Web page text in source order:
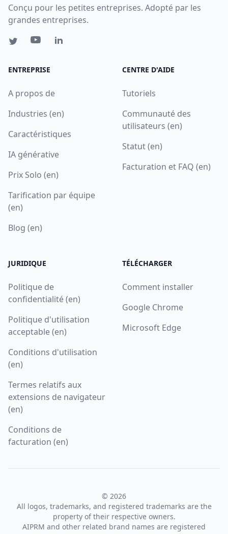
Conçu pour les petites entreprises. Adopté par les
grandes entreprises.
ENTREPRISE
A propos de
Industries (en)
Caractéristiques
IA générative
Prix Solo (en)
Tarification par équipe
(en)
Blog (en)
CENTRE D'AIDE
Tutoriels
Communauté des
utilisateurs (en)
Statut (en)
Facturation et FAQ (en)
JURIDIQUE
Politique de
confidentialité (en)
Politique d'utilisation
acceptable (en)
Conditions d'utilisation
(en)
Termes relatifs aux
extensions de navigateur
(en)
Conditions de
facturation (en)
TÉLÉCHARGER
Comment installer
Google Chrome
Microsoft Edge
© 2026
All logos, trademarks, and registered trademarks are the
property of their respective owners.
AIPRM and other related brand names are registered